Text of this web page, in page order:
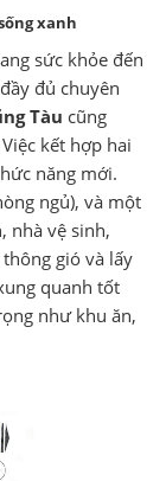
xanh
sức khỏe đến
đủ chuyên
Tàu cũng
kết hợp hai
năng mới.
ngủ), và một
nhà vệ sinh,
gió và lấy
quanh tốt
như khu ăn,